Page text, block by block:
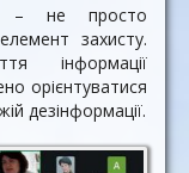
– не просто
захисту.
інформації
орієнтуватися
дезінформації.